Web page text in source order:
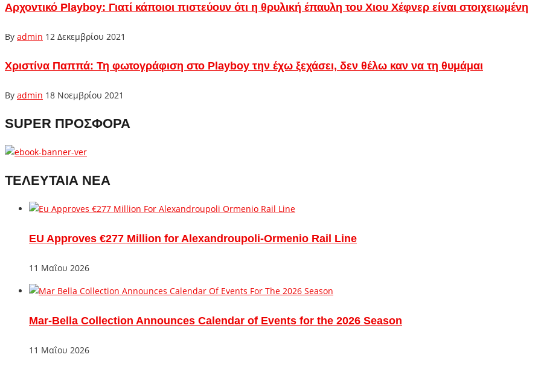
Αρχοντικό Playboy: Γιατί κάποιοι πιστεύουν ότι η θρυλική έπαυλη του Χιου Χέφνερ είναι στοιχειωμένη
By admin 12 Δεκεμβρίου 2021
Χριστίνα Παππά: Τη φωτογράφιση στο Playboy την έχω ξεχάσει, δεν θέλω καν να τη θυμάμαι
By admin 18 Νοεμβρίου 2021
SUPER ΠΡΟΣΦΟΡΑ
ΤΕΛΕΥΤΑΙΑ ΝΕΑ
EU Approves €277 Million for Alexandroupoli-Ormenio Rail Line
11 Μαΐου 2026
Mar-Bella Collection Announces Calendar of Events for the 2026 Season
11 Μαΐου 2026